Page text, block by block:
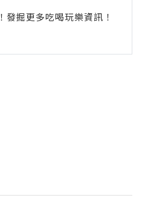
掘更多吃喝玩樂資訊！